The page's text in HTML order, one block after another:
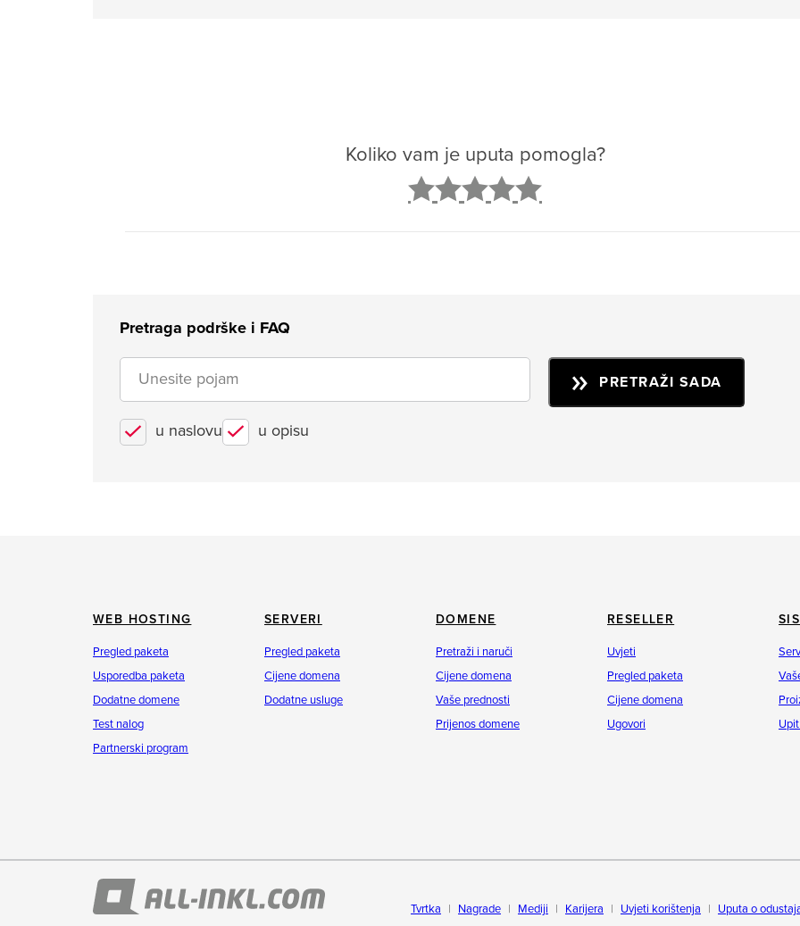
Koliko vam je uputa pomogla?
Pretraga podrške i FAQ
u naslovu u opisu
PRETRAŽI SADA
WEB HOSTING
Pregled paketa
Usporedba paketa
Dodatne domene
Test nalog
Partnerski program
SERVERI
Pregled paketa
Cijene domena
Dodatne usluge
DOMENE
Pretraži i naruči
Cijene domena
Vaše prednosti
Prijenos domene
RESELLER
Uvjeti
Pregled paketa
Cijene domena
Ugovori
Tvrtka
Nagrade Mediji Karijera Uvjeti korištenja Uputa o